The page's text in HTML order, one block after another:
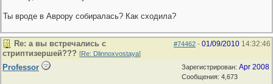
Ты вроде в Аврору собиралась? Как сходила?
#74462 - 01/09/2010 14:32:46
Re: а вы встречались с
стриптизершей??? [Re: Dlinnoxvostaya]
Зарегистрирован: Apr 2008
Сообщения: 4,673
Professor